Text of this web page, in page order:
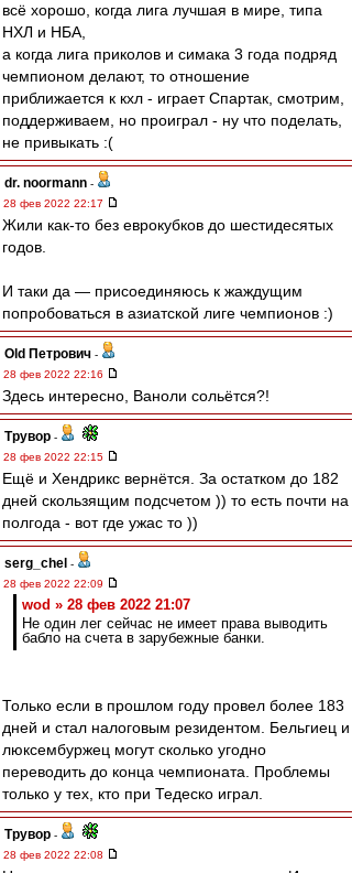
всё хорошо, когда лига лучшая в мире, типа
НХЛ и НБА,
а когда лига приколов и симака 3 года подряд
чемпионом делают, то отношение
приближается к кхл - играет Спартак, смотрим,
поддерживаем, но проиграл - ну что поделать,
не привыкать :(
dr. noormann -
28 фев 2022 22:17
Жили как-то без еврокубков до шестидесятых
годов.
И таки да — присоединяюсь к жаждущим
попробоваться в азиатской лиге чемпионов :)
Old Петрович -
28 фев 2022 22:16
Здесь интересно, Ваноли сольётся?!
Трувор -
28 фев 2022 22:15
Ещё и Хендрикс вернётся. За остатком до 182
дней скользящим подсчетом )) то есть почти на
полгода - вот где ужас то ))
serg_chel -
28 фев 2022 22:09
wod » 28 фев 2022 21:07
Не один лег сейчас не имеет права выводить
бабло на счета в зарубежные банки.
Только если в прошлом году провел более 183
дней и стал налоговым резидентом. Бельгиец и
люксембуржец могут сколько угодно
переводить до конца чемпионата. Проблемы
только у тех, кто при Тедеско играл.
Трувор -
28 фев 2022 22:08